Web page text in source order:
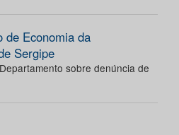
de Economia da
Sergipe
sobre denúncia de